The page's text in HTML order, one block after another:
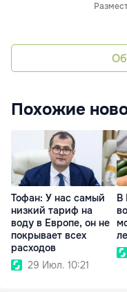
Похожие
Тофан: У нас самый
низкий тариф на
воду в Европе, он не
покрывает всех
расходов
29 Июл. 10:21
В